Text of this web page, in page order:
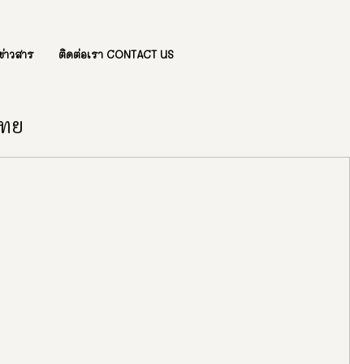
าวสาร ติดต่อเรา CONTACT US
ย